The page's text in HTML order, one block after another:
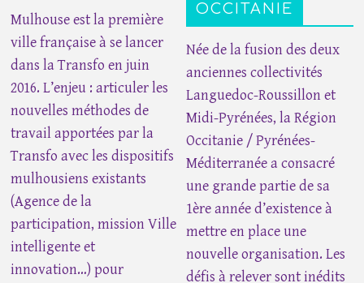
Mulhouse est la première
ville française à se lancer
dans la Transfo en juin
2016. L’enjeu : articuler les
nouvelles méthodes de
travail apportées par la
Transfo avec les dispositifs
mulhousiens existants
(Agence de la
participation, mission Ville
intelligente et
innovation…) pour
OCCITANIE
Née de la fusion des deux
anciennes collectivités
Languedoc-Roussillon et
Midi-Pyrénées, la Région
Occitanie / Pyrénées-
Méditerranée a consacré
une grande partie de sa
1ère année d’existence à
mettre en place une
nouvelle organisation. Les
défis à relever sont inédits